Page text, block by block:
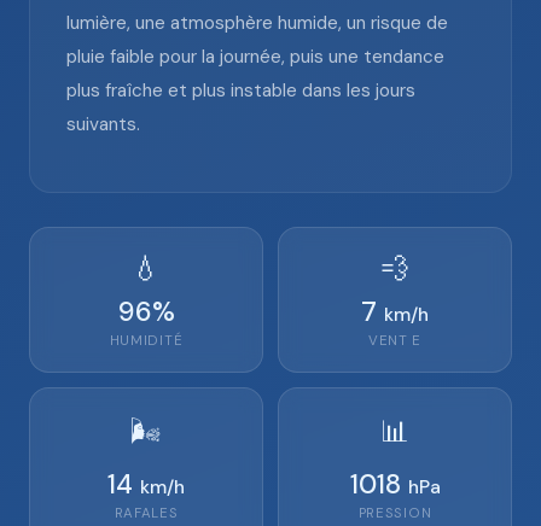
lumière, une atmosphère humide, un risque de
pluie faible pour la journée, puis une tendance
plus fraîche et plus instable dans les jours
suivants.
💧
96%
HUMIDITÉ
💨
7 km/h
VENT E
🌬️
14 km/h
RAFALES
📊
1018 hPa
PRESSION